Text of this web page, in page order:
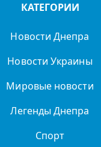
КАТЕГОРИИ
Новости Днепра
Новости Украины
Мировые новости
Легенды Днепра
Спорт